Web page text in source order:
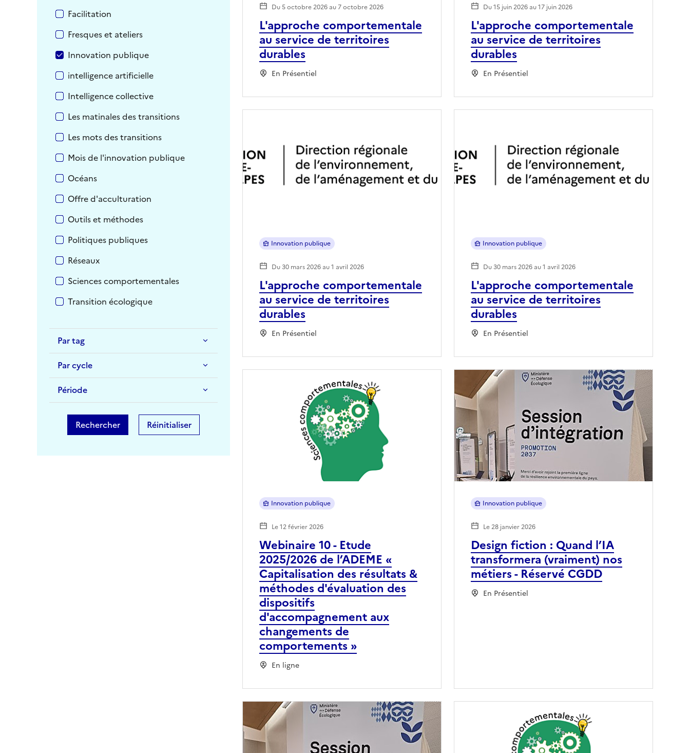
Facilitation
Fresques et ateliers
Innovation publique
intelligence artificielle
Intelligence collective
Les matinales des transitions
Les mots des transitions
Mois de l'innovation publique
Océans
Offre d'acculturation
Outils et méthodes
Politiques publiques
Réseaux
Sciences comportementales
Transition écologique
Par tag
Par cycle
Période
Rechercher Réinitialiser
L'approche comportementale
au service de territoires
durables
En Présentiel
Du 5 octobre 2026 au 7 octobre 2026
L'approche comportementale
au service de territoires
durables
En Présentiel
Du 15 juin 2026 au 17 juin 2026
L'approche comportementale
au service de territoires
durables
En Présentiel
Innovation publique
Du 30 mars 2026 au 1 avril 2026
L'approche comportementale
au service de territoires
durables
En Présentiel
Innovation publique
Du 30 mars 2026 au 1 avril 2026
Webinaire 10 - Etude
2025/2026 de l’ADEME «
Capitalisation des résultats &
méthodes d'évaluation des
dispositifs
d'accompagnement aux
changements de
comportements »
En ligne
Innovation publique
Le 12 février 2026
Design fiction : Quand l’IA
transformera (vraiment) nos
métiers - Réservé CGDD
En Présentiel
Innovation publique
Le 28 janvier 2026